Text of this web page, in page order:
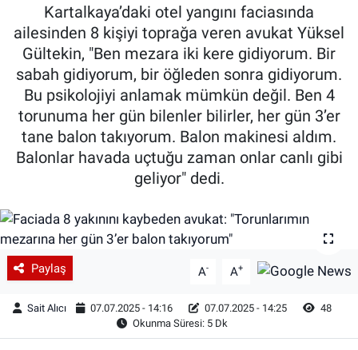
Kartalkaya’daki otel yangını faciasında
ailesinden 8 kişiyi toprağa veren avukat Yüksel
Gültekin, "Ben mezara iki kere gidiyorum. Bir
sabah gidiyorum, bir öğleden sonra gidiyorum.
Bu psikolojiyi anlamak mümkün değil. Ben 4
torunuma her gün bilenler bilirler, her gün 3’er
tane balon takıyorum. Balon makinesi aldım.
Balonlar havada uçtuğu zaman onlar canlı gibi
geliyor" dedi.
Paylaş A- A+
Sait Alıcı 07.07.2025 - 14:16 07.07.2025 - 14:25
48
Okunma Süresi: 5 Dk